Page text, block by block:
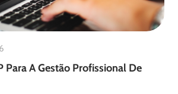
Para A Gestão Profissional De